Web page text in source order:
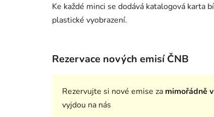
Ke každé minci se dodává katalogová karta
plastické vyobrazení.
Rezervace nových emisí ČNB
Rezervujte si nové emise za mimořádně
vyjdou na nás